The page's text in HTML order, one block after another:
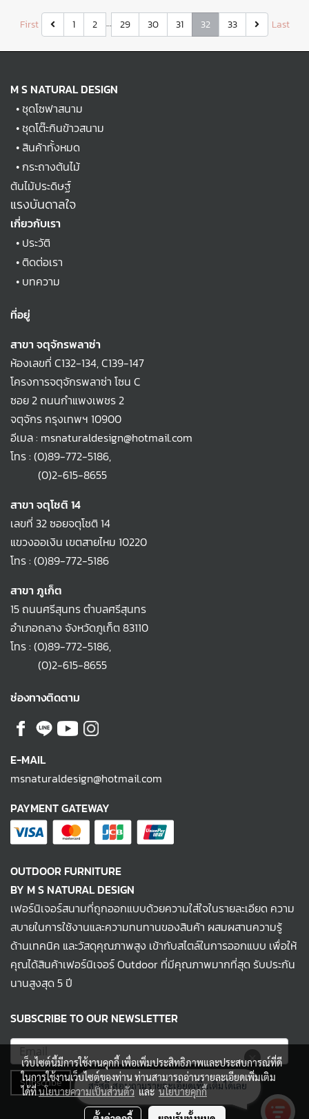
First 1 2 … 29 30 31 32 33 Last
M S NATURAL DESIGN
•ชุดโซฟาสนาม
•ชุดโต๊ะกินข้าวสนาม
•สินค้าทั้งหมด
•กระถางต้นไม้
ต้นไม้ประดิษฐ์
แรงบันดาลใจ
เกี่ยวกับเรา
• ประวัติ
•ติดต่อเรา
• บทความ
ที่อยู่
สาขา จตุจักรพลาซ่า
ห้องเลขที่ C132-134, C139-147
โครงการจตุจักรพลาซ่า โซน C
ซอย 2 ถนนกำแพงเพชร 2
จตุจักร กรุงเทพฯ 10900
อีเมล : msnaturaldesign@hotmail.com
โทร : (0)89-772-5186,
(0)2-615-8655
สาขา จตุโชติ 14
เลขที่ 32 ซอยจตุโชติ 14
แขวงออเงิน เขตสายไหม 10220
โทร : (0)89-772-5186
สาขา ภูเก็ต
15 ถนนศรีสุนทร ตำบลศรีสุนทร
อำเภอถลาง จังหวัดภูเก็ต 83110
โทร : (0)89-772-5186,
(0)2-615-8655
ช่องทางติดตาม
E-MAIL
msnaturaldesign@hotmail.com
PAYMENT GATEWAY
OUTDOOR FURNITURE
BY M S NATURAL DESIGN
เฟอร์นิเจอร์สนามที่ถูกออกแบบด้วยความใส่ใจในรายละเอียด ความ
สบายในการใช้งานและความทนทานของสินค้า ผสมผสานความรู้
ด้านเทคนิค และวัสดุคุณภาพสูง เข้ากับสไตล์ในการออกแบบ เพื่อให้
คุณได้สินค้าเฟอร์นิเจอร์ Outdoor ที่มีคุณภาพมากที่สุด รับประกัน
นานสูงสุด 5 ปี
SUBSCRIBE TO OUR NEWSLETTER
Subscribe
เว็บไซต์นี้มีการใช้งานคุกกี้ เพื่อเพิ่มประสิทธิภาพและประสบการณ์ที่ดี
ในการใช้งานเว็บไซต์ของท่าน ท่านสามารถอ่านรายละเอียดเพิ่มเติม
ได้ที่นโยบายความเป็นส่วนตัวและนโยบายคุกกี้